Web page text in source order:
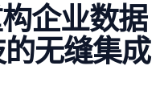
企业数据
无缝集成